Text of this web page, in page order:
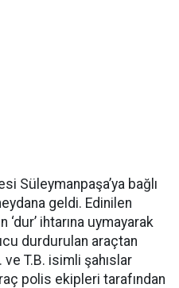
Süleymanpaşa’ya bağlı
geldi. Edinilen
ihtarına uymayarak
durdurulan araçtan
ve T.B. isimli şahıslar
polis ekipleri tarafından